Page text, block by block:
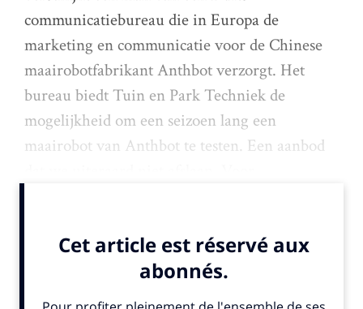
communicatiebureau die in Europa de
marketing en communicatie voor de Chinese
maairobotfabrikant Anthbot verzorgt. Het
bureau biedt Tuin en Park Techniek de
mogelijkheid om een seizoen lang een
maairobot van Anthbot te testen. Een aanbod